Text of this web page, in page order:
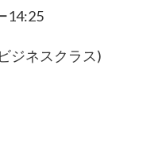
14:25
ジネスクラス)